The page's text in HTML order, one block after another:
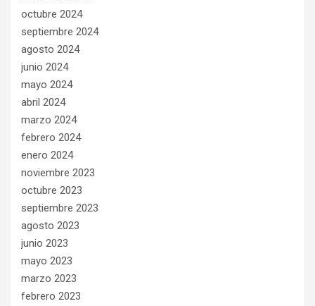
octubre 2024
septiembre 2024
agosto 2024
junio 2024
mayo 2024
abril 2024
marzo 2024
febrero 2024
enero 2024
noviembre 2023
octubre 2023
septiembre 2023
agosto 2023
junio 2023
mayo 2023
marzo 2023
febrero 2023